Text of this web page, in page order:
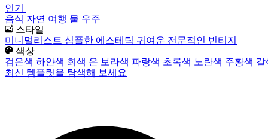
인기
음식 자연 여행 물 우주
스타일
미니멀리스트 심플한 에스테틱 귀여운 전문적인 빈티지
색상
검은색 하얀색 회색 은 보라색 파랑색 초록색 노란색 주황색
최신 템플릿을 탐색해 보세요